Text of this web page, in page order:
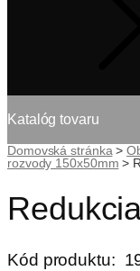
Katalóg tovaru
Domovská stránka >
rozvody 150x50mm >
Kód produktu: